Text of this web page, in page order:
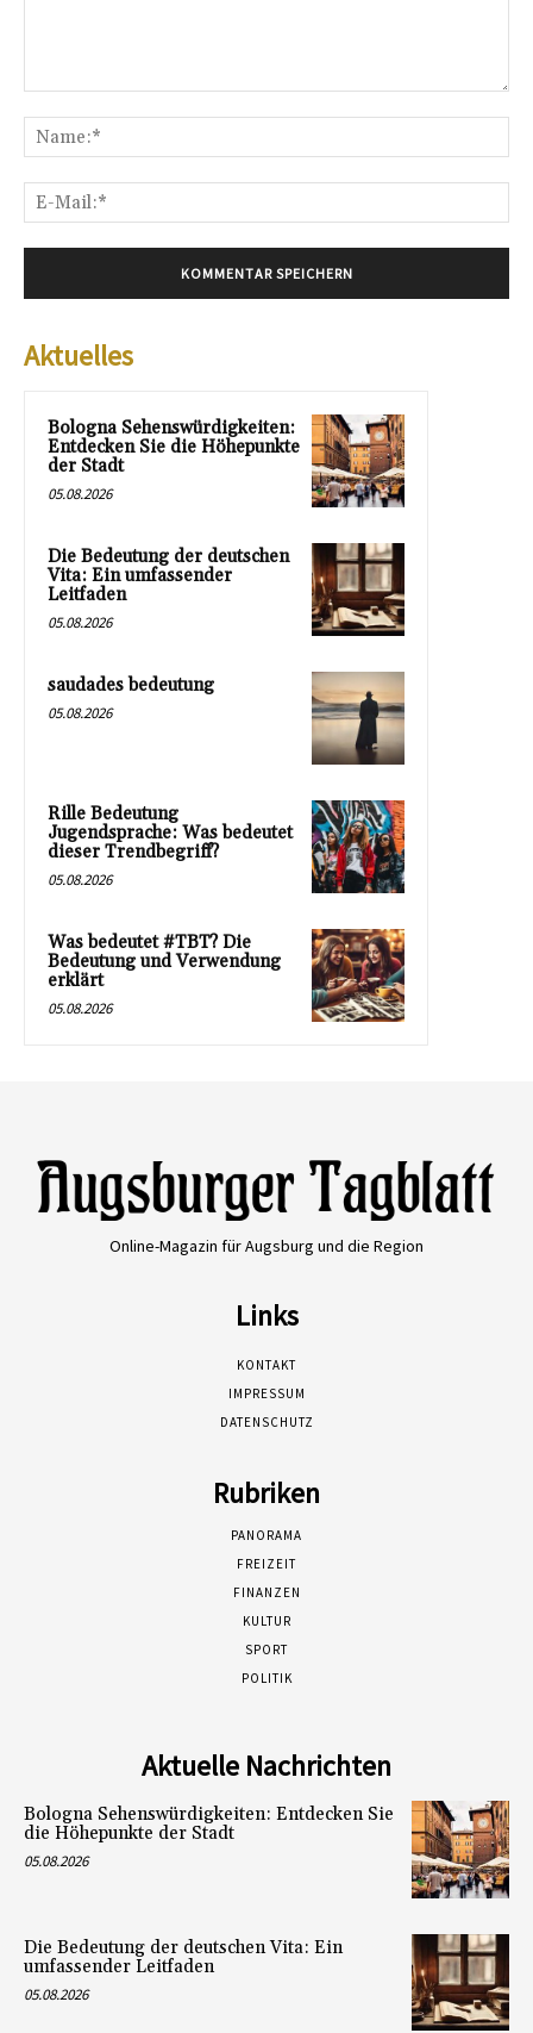
Aktuelles
Bologna Sehenswürdigkeiten:
Entdecken Sie die Höhepunkte
der Stadt
05.08.2026
Die Bedeutung der deutschen
Vita: Ein umfassender
Leitfaden
05.08.2026
saudades bedeutung
05.08.2026
Rille Bedeutung
Jugendsprache: Was bedeutet
dieser Trendbegriff?
05.08.2026
Was bedeutet #TBT? Die
Bedeutung und Verwendung
erklärt
05.08.2026
Online-Magazin für Augsburg und die Region
Links
KONTAKT
IMPRESSUM
DATENSCHUTZ
Rubriken
PANORAMA
FREIZEIT
FINANZEN
KULTUR
SPORT
POLITIK
Aktuelle Nachrichten
Bologna Sehenswürdigkeiten: Entdecken Sie
die Höhepunkte der Stadt
05.08.2026
Die Bedeutung der deutschen Vita: Ein
umfassender Leitfaden
05.08.2026